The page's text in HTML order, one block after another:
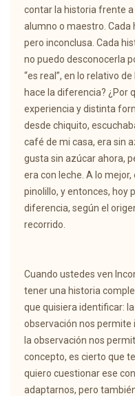
contar la historia frente
alumno o maestro. Cada
pero inconclusa. Cada
no puedo desconocerla
“es real”, en lo relativo
hace la diferencia? ¿Por
experiencia y distinta
desde chiquito,
café de mi casa, era sin
gusta sin azúcar ahora,
era con leche. A lo
pinolillo, y entonces, hoy
diferencia, según el
recorrido.
Cuando ustedes ven
tener una historia
que quisiera identificar:
observación nos
la observación nos
concepto, es cierto que
quiero cuestionar ese
adaptarnos, pero